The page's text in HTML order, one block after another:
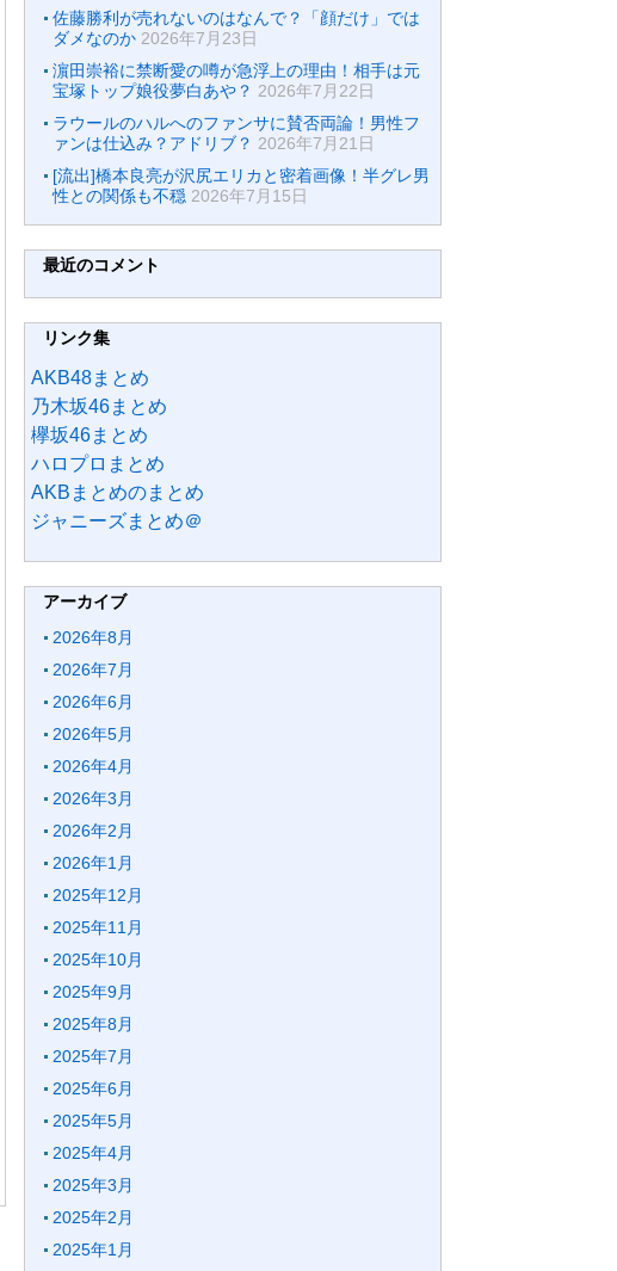
佐藤勝利が売れないのはなんで？「顔だけ」では
ダメなのか 2026年7月23日
濵田崇裕に禁断愛の噂が急浮上の理由！相手は元
宝塚トップ娘役夢白あや？ 2026年7月22日
ラウールのハルへのファンサに賛否両論！男性フ
ァンは仕込み？アドリブ？ 2026年7月21日
[流出]橋本良亮が沢尻エリカと密着画像！半グレ男
性との関係も不穏 2026年7月15日
最近のコメント
リンク集
AKB48まとめ
乃木坂46まとめ
欅坂46まとめ
ハロプロまとめ
AKBまとめのまとめ
ジャニーズまとめ＠
アーカイブ
2026年8月
2026年7月
2026年6月
2026年5月
2026年4月
2026年3月
2026年2月
2026年1月
2025年12月
2025年11月
2025年10月
2025年9月
2025年8月
2025年7月
2025年6月
2025年5月
2025年4月
2025年3月
2025年2月
2025年1月